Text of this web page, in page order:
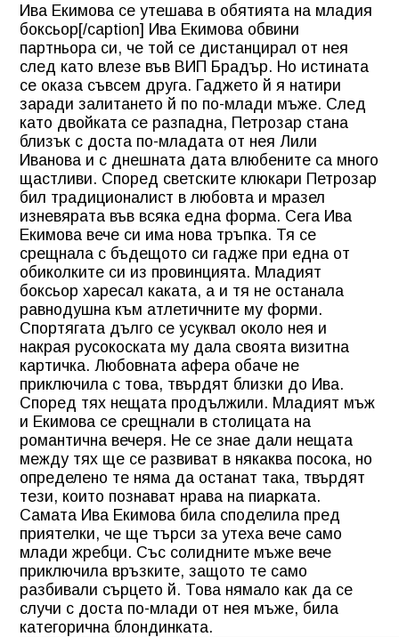
Ива Екимова се утешава в обятията на младия
боксьор[/caption] Ива Екимова обвини
партньора си, че той се дистанцирал от нея
след като влезе във ВИП Брадър. Но истината
се оказа съвсем друга. Гаджето й я натири
заради залитането й по по-млади мъже. След
като двойката се разпадна, Петрозар стана
близък с доста по-младата от нея Лили
Иванова и с днешната дата влюбените са много
щастливи. Според светските клюкари Петрозар
бил традиционалист в любовта и мразел
изневярата във всяка една форма. Сега Ива
Екимова вече си има нова тръпка. Тя се
срещнала с бъдещото си гадже при една от
обиколките си из провинцията. Младият
боксьор харесал каката, а и тя не останала
равнодушна към атлетичните му форми.
Спортягата дълго се усуквал около нея и
накрая русокоската му дала своята визитна
картичка. Любовната афера обаче не
приключила с това, твърдят близки до Ива.
Според тях нещата продължили. Младият мъж
и Екимова се срещнали в столицата на
романтична вечеря. Не се знае дали нещата
между тях ще се развиват в някаква посока, но
определено те няма да останат така, твърдят
тези, които познават нрава на пиарката.
Самата Ива Екимова била споделила пред
приятелки, че ще търси за утеха вече само
млади жребци. Със солидните мъже вече
приключила връзките, защото те само
разбивали сърцето й. Това нямало как да се
случи с доста по-млади от нея мъже, била
категорична блондинката.